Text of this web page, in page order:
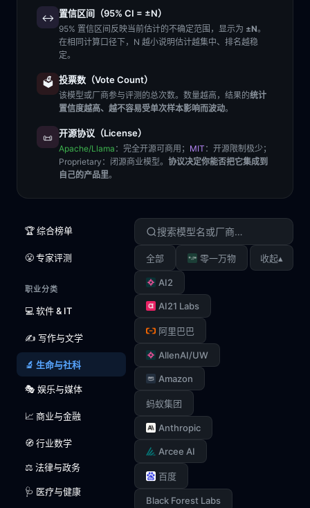
↔️ 置信区间（95% CI = ±N）
95% 置信区间反映当前估计的不确定范围，显示为 ±N。
在相同计算口径下，N 越小说明估计越集中、排名越稳
定。
🗳️ 投票数（Vote Count）
该模型或厂商参与评测的总次数。数量越高，结果的统计
置信度越高、越不容易受单次样本影响而波动。
📜 开源协议（License）
Apache/Llama ：完全开源可商用； MIT ：开源限制极少；
Proprietary ：闭源商业模型。 协议决定你能否把它集成到
自己的产品里。
🏆 综合榜单
😤 专家评测
职业分类
💻 软件 & IT
✍️ 写作与文学
🔬 生命与社科
🎭 娱乐与媒体
📈 商业与金融
🧭 行业数学
⚖️ 法律与政务
🩺 医疗与健康
全部 零一万物
AI2
AI21 Labs
阿里巴巴
AllenAI/UW
Amazon
蚂蚁集团
Anthropic
Arcee AI
百度
Black Forest Labs
收起▴